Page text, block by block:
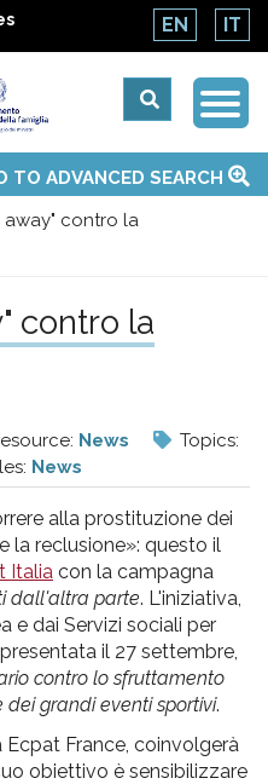
EN IT
TO ADVANCED SEARCH
contro la
contro la
News
Topics:
News
alla prostituzione dei
la reclusione»: questo il
Italia con la campagna
dall'altra parte. L'iniziativa,
e dai Servizi sociali per
il 27 settembre,
contro lo sfruttamento
dei grandi eventi sportivi.
France, coinvolgerà
obiettivo è sensibilizzare